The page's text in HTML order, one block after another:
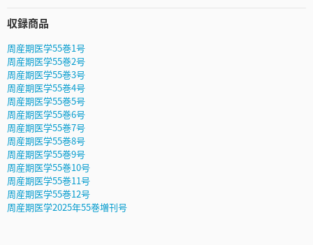
収録商品
周産期医学55巻1号
周産期医学55巻2号
周産期医学55巻3号
周産期医学55巻4号
周産期医学55巻5号
周産期医学55巻6号
周産期医学55巻7号
周産期医学55巻8号
周産期医学55巻9号
周産期医学55巻10号
周産期医学55巻11号
周産期医学55巻12号
周産期医学2025年55巻増刊号